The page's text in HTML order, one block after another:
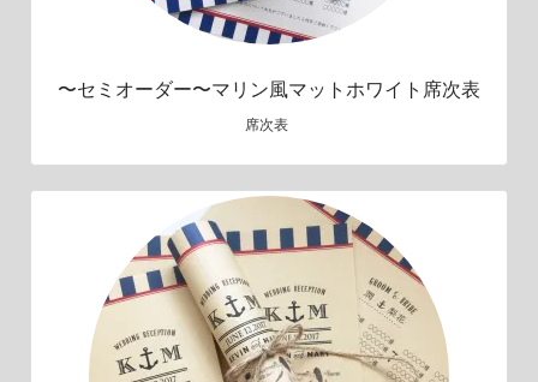
〜セミオーダー〜マリン風マットホワイト席次表
席次表